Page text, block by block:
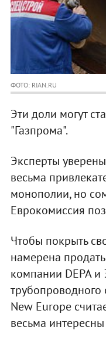
ФОТО: RIAN.RU
Эти доли могут
"Газпрома".
Эксперты
весьма
монополии, но
Еврокомиссия
Чтобы покрыть
намерена
компании DEPA и
трубопроводного
New Europe
весьма